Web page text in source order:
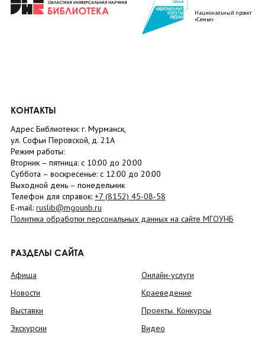
Национальный проект
«Семья»
КОНТАКТЫ
Адрес Библиотеки: г. Мурманск,
ул. Софьи Перовской, д. 21А
Режим работы:
Вторник – пятница: с 10:00 до 20:00
Суббота – воскресенье: c 12:00 до 20:00
Выходной день – понедельник
Телефон для справок: +7 (8152) 45-08-58
E-mail: ruslib@mgounb.ru
Политика обработки персональных данных на сайте МГОУНБ
РАЗДЕЛЫ САЙТА
Афиша
Новости
Выставки
Экскурсии
Онлайн-услуги
Краеведение
Проекты. Конкурсы
Видео